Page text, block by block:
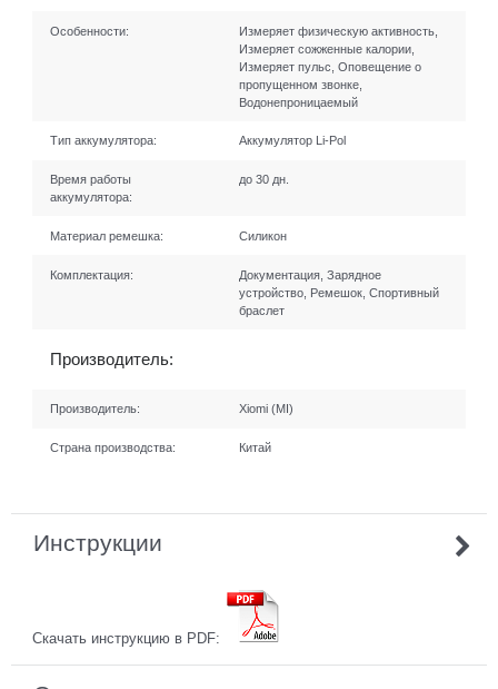
Особенности:
Измеряет физическую активность,
Измеряет сожженные калории,
Измеряет пульс, Оповещение о
пропущенном звонке,
Водонепроницаемый
Тип аккумулятора: Аккумулятор Li-Рol
Время работы
аккумулятора:
до 30 дн.
Материал ремешка: Силикон
Комплектация:
Документация, Зарядное
устройство, Ремешок, Спортивный
браслет
Производитель:
Производитель: Xiomi (MI)
Страна производства: Китай
Инструкции
Скачать инструкцию в PDF: